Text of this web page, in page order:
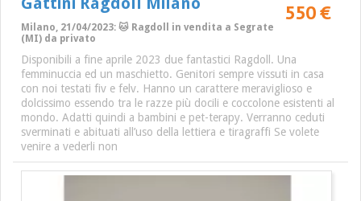
550 €
Milano, 21/04/2023: 🐱 Ragdoll in vendita a Segrate
(MI) da privato
Disponibili a fine aprile 2023 due fantastici Ragdoll. Una
femminuccia ed un maschietto. Genitori sempre vissuti in casa
con noi testati fiv e felv. Hanno un carattere meraviglioso e
dolcissimo essendo tra le razze più docili e coccolone esistenti al
mondo. Adatti quindi a bambini e pet-terapy. Verranno ceduti
sverminati e abituati all’uso della lettiera e tiragraffi Se volete
venire a vederli non